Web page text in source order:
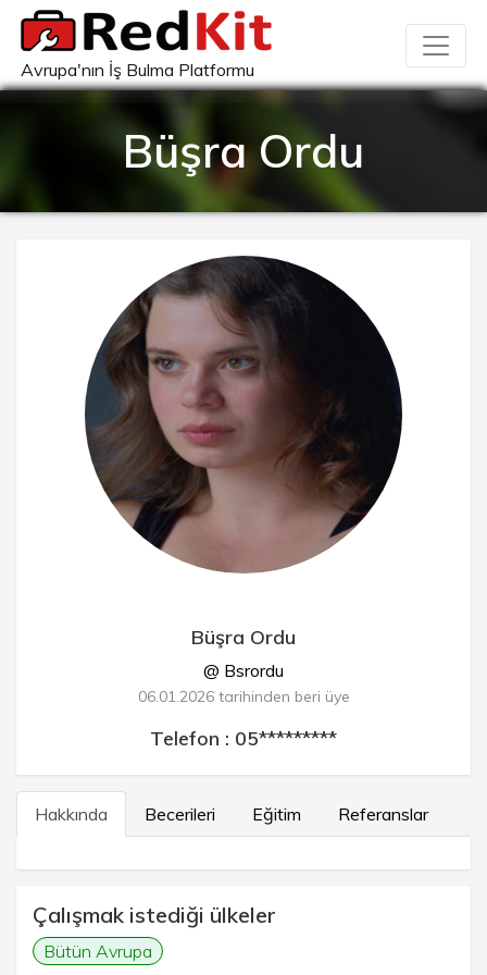
Avrupa'nın İş Bulma Platformu
Büşra Ordu
Büşra Ordu
@ Bsrordu
06.01.2026 tarihinden beri üye
Telefon : 05*********
Hakkında Becerileri Eğitim Referanslar
Çalışmak istediği ülkeler
Bütün Avrupa